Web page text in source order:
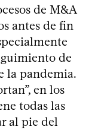
de M&A
antes de fin
de
la pandemia.
en los
todas las
al pie del